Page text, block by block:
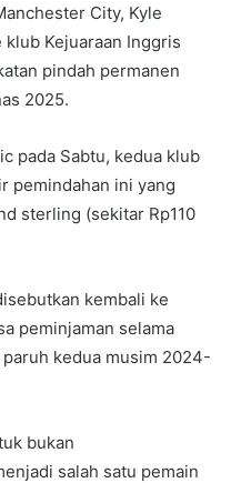
City, Kyle
Kejuaraan Inggris
pindah permanen
2025.
pada Sabtu, kedua klub
pemindahan ini yang
sterling (sekitar Rp110
kembali ke
peminjaman selama
kedua musim 2024-
bukan
salah satu pemain